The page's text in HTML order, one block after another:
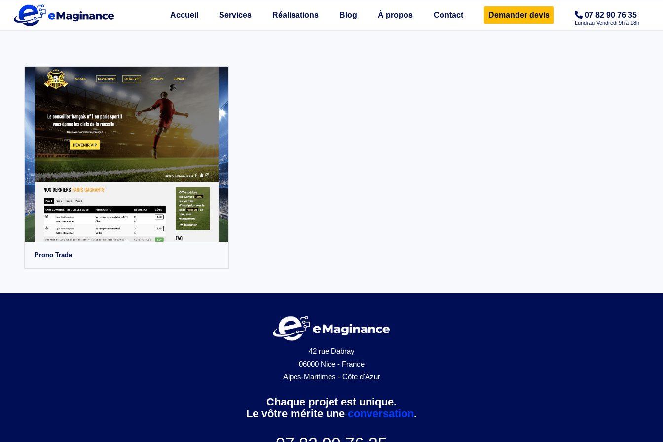
Accueil Services Réalisations Blog À propos Contact Demander devis 07 82 90 76 35
Prono Trade
42 rue Dabray
06000 Nice - France
Alpes-Maritimes - Côte d'Azur
Chaque projet est unique.
Le vôtre mérite une conversation.